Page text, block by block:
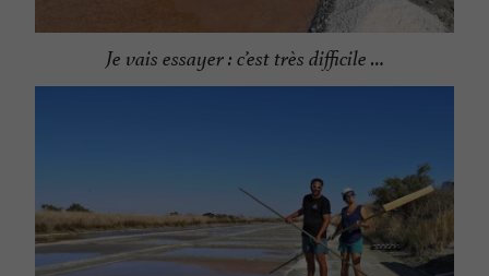
Je vais essayer : c’est très difficile …